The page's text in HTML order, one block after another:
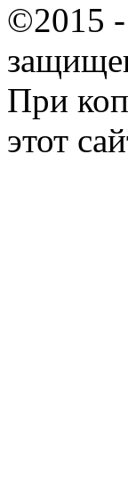
©2015
При
этот